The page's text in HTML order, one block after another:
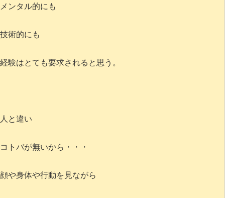
メンタル的にも
技術的にも
経験はとても要求されると思う。
人と違い
コトバが無いから・・・
顔や身体や行動を見ながら